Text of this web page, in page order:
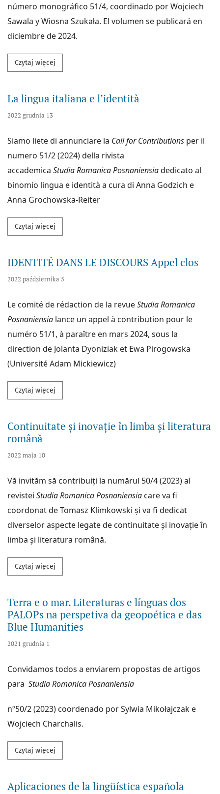
número monográfico 51/4, coordinado por Wojciech
Sawala y Wiosna Szukała. El volumen se publicará en
diciembre de 2024.
Czytaj więcej
La lingua italiana e l’identità
2022 grudnia 13
Siamo liete di annunciare la Call for Contributions per il
numero 51/2 (2024) della rivista
accademica StudiaRomanica Posnaniensiadedicato al
binomio lingua e identità a cura di Anna Godzich e
Anna Grochowska-Reiter
Czytaj więcej
IDENTITÉ DANS LE DISCOURS Appel clos
2022 października 5
Le comité de rédaction de la revueStudia Romanica
Posnaniensia lance un appel à contribution pour le
numéro 51/1, à paraître en mars 2024, sous la
direction de Jolanta Dyoniziak et Ewa Pirogowska
(Université Adam Mickiewicz)
Czytaj więcej
Continuitate și inovație în limba și literatura
română
2022 maja 10
Vă invităm să contribuiți la numărul 50/4 (2023) al
revistei Studia Romanica Posnaniensia care va fi
coordonat de Tomasz Klimkowski și va fi dedicat
diverselor aspecte legate de continuitate și inovație în
limba și literatura română.
Czytaj więcej
Terra e o mar. Literaturas e línguas dos
PALOPs na perspetiva da geopoética e das
Blue Humanities
2021 grudnia 1
Convidamos todos a enviarem propostas de artigos
para Studia Romanica Posnaniensia
nº50/2 (2023) coordenado por Sylwia Mikołajczak e
Wojciech Charchalis.
Czytaj więcej
Aplicaciones de la lingüística española